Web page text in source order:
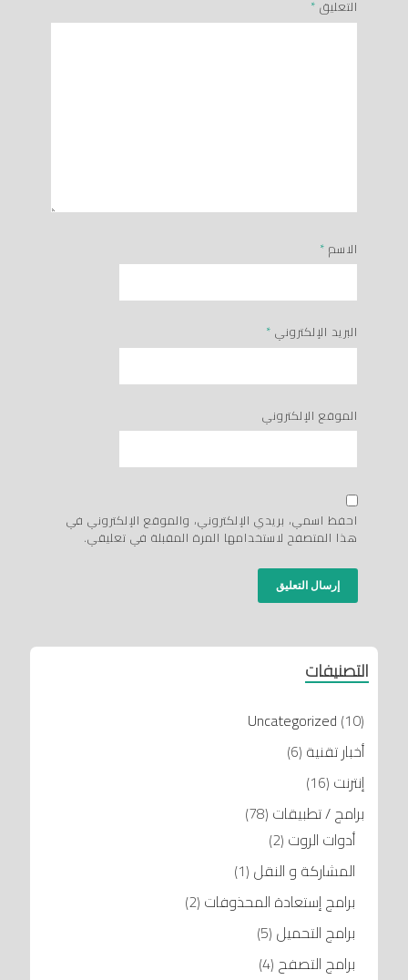
التعليق *
الاسم *
البريد الإلكتروني *
الموقع الإلكتروني
احفظ اسمي، بريدي الإلكتروني، والموقع الإلكتروني في
هذا المتصفح لاستخدامها المرة المقبلة في تعليقي.
التصنيفات
Uncategorized (10)
أخبار تقنية (6)
إنترنت (16)
برامج / تطبيقات (78)
أدوات الروت (2)
المشاركة و النقل (1)
برامج إستعادة المحذوفات (2)
برامج التحميل (5)
برامج التصفح (4)